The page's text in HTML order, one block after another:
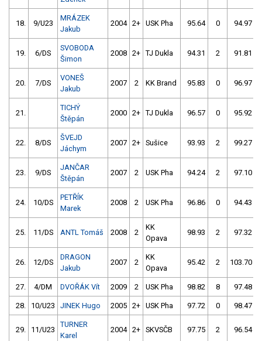
18. 9/U23
MRÁZEK
Jakub
2004 2+ USK Pha 95.64 0 94.97
19. 6/DS
SVOBODA
Šimon
2008 2+ TJ Dukla 94.31 2 91.81
20. 7/DS
VONEŠ
Jakub
2007 2 KK Brand 95.83 0 96.97
21.
TICHÝ
Štěpán
2000 2+ TJ Dukla 96.57 0 95.92
22. 8/DS
ŠVEJD
Jáchym
2007 2+ Sušice 93.93 2 99.27
23. 9/DS
JANČAR
Štěpán
2007 2 USK Pha 94.24 2 97.10
24. 10/DS
PETŘÍK
Marek
2008 2 USK Pha 96.86 0 94.43
25. 11/DS ANTL Tomáš 2008 2
KK
Opava
98.93 2 97.32
26. 12/DS
DRAGON
Jakub
2007 2
KK
Opava
95.42 2 103.70
27. 4/DM DVOŘÁK Vít 2009 2 USK Pha 98.82 8 97.48
28. 10/U23 JINEK Hugo 2005 2+ USK Pha 97.72 0 98.47
29. 11/U23
TURNER
Karel
2004 2+ SKVSČB 97.75 2 96.54